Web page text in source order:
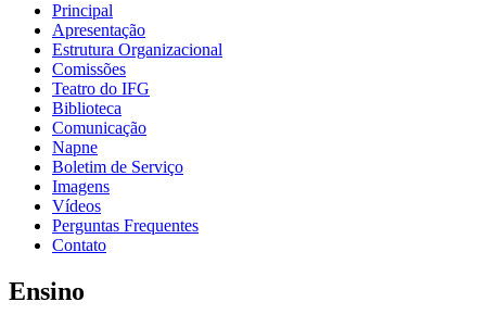
Principal
Apresentação
Estrutura Organizacional
Comissões
Teatro do IFG
Biblioteca
Comunicação
Napne
Boletim de Serviço
Imagens
Vídeos
Perguntas Frequentes
Contato
Ensino